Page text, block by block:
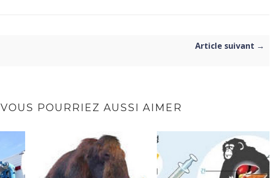
Article suivant →
VOUS POURRIEZ AUSSI AIMER